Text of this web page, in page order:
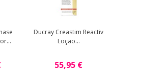
Ducray Creastim Reactiv
Loção...
55,95 €